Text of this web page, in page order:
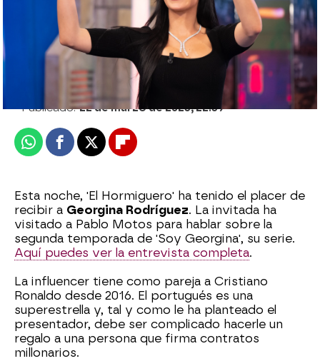
El Hormiguero
Publicado:22 de marzo de 2023, 22:39
WhatsappFacebook
X Flipboard
Esta noche, 'El Hormiguero' ha tenido el placer de
recibir a Georgina Rodríguez. La invitada ha
visitado a Pablo Motos para hablar sobre la
segunda temporada de 'Soy Georgina', su serie.
Aquí puedes ver la entrevista completa.
La influencer tiene como pareja a Cristiano
Ronaldo desde 2016. El portugués es una
superestrella y, tal y como le ha planteado el
presentador, debe ser complicado hacerle un
regalo a una persona que firma contratos
millonarios.